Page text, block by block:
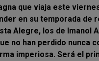
que viaja este
en su temporada de
Alegre, los de Imanol
no han perdido nunca
imperiosa. Será el